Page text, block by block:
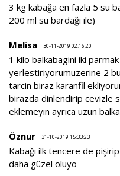
3 kg kabağa en fazla 5 su
200 ml su bardağı ile)
Melisa 30-11-2019 02:16:20
1 kilo balkabagini iki
yerlestiriyorumuzerine 2
tarcin biraz karanfil
birazda dinlendirip cevizle
eklemeyin ayrica uzun
Öznur 31-10-2019 15:33:23
Kabağı ilk tencere de
daha güzel oluyo